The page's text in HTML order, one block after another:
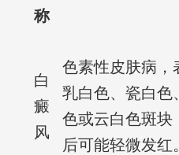
称
白
癜
风
色素性皮肤病，
乳白色、瓷白色
色或云白色斑块
后可能轻微发红。